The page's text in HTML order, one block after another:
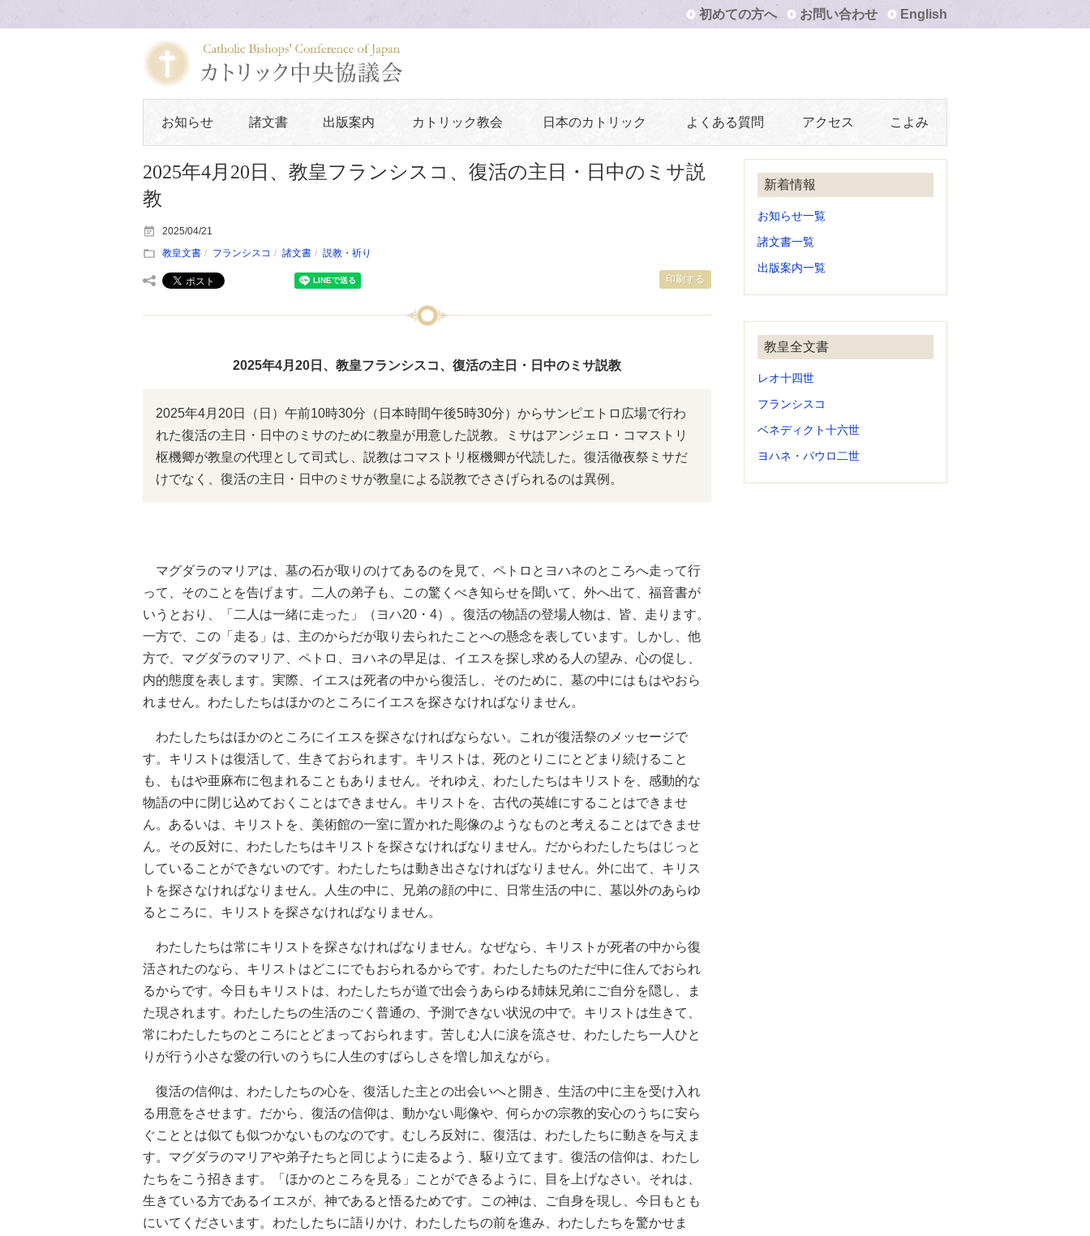
初めての方へ お問い合わせ English
お知らせ 諸文書 出版案内 カトリック教会 日本のカトリック よくある質問 アクセス こよみ
2025年4月20日、教皇フランシスコ、復活の主日・日中のミサ説
教
印刷する
2025/04/21
教皇文書
フランシスコ 諸文書 説教・祈り
2025年4月20日、教皇フランシスコ、復活の主日・日中のミサ説教
2025年4月20日（日）午前10時30分（日本時間午後5時30分）からサンピエトロ広場で行わ
れた復活の主日・日中のミサのために教皇が用意した説教。ミサはアンジェロ・コマストリ
枢機卿が教皇の代理として司式し、説教はコマストリ枢機卿が代読した。復活徹夜祭ミサだ
けでなく、復活の主日・日中のミサが教皇による説教でささげられるのは異例。
マグダラのマリアは、墓の石が取りのけてあるのを見て、ペトロとヨハネのところへ走って行
って、そのことを告げます。二人の弟子も、この驚くべき知らせを聞いて、外へ出て、福音書が
いうとおり、「二人は一緒に走った」（ヨハ20・4）。復活の物語の登場人物は、皆、走ります。
一方で、この「走る」は、主のからだが取り去られたことへの懸念を表しています。しかし、他
方で、マグダラのマリア、ペトロ、ヨハネの早足は、イエスを探し求める人の望み、心の促し、
内的態度を表します。実際、イエスは死者の中から復活し、そのために、墓の中にはもはやおら
れません。わたしたちはほかのところにイエスを探さなければなりません。
わたしたちはほかのところにイエスを探さなければならない。これが復活祭のメッセージで
す。キリストは復活して、生きておられます。キリストは、死のとりこにとどまり続けること
も、もはや亜麻布に包まれることもありません。それゆえ、わたしたちはキリストを、感動的な
物語の中に閉じ込めておくことはできません。キリストを、古代の英雄にすることはできませ
ん。あるいは、キリストを、美術館の一室に置かれた彫像のようなものと考えることはできませ
ん。その反対に、わたしたちはキリストを探さなければなりません。だからわたしたちはじっと
していることができないのです。わたしたちは動き出さなければなりません。外に出て、キリス
トを探さなければなりません。人生の中に、兄弟の顔の中に、日常生活の中に、墓以外のあらゆ
るところに、キリストを探さなければなりません。
わたしたちは常にキリストを探さなければなりません。なぜなら、キリストが死者の中から復
活されたのなら、キリストはどこにでもおられるからです。わたしたちのただ中に住んでおられ
るからです。今日もキリストは、わたしたちが道で出会うあらゆる姉妹兄弟にご自分を隠し、ま
た現されます。わたしたちの生活のごく普通の、予測できない状況の中で。キリストは生きて、
常にわたしたちのところにとどまっておられます。苦しむ人に涙を流させ、わたしたち一人ひと
りが行う小さな愛の行いのうちに人生のすばらしさを増し加えながら。
復活の信仰は、わたしたちの心を、復活した主との出会いへと開き、生活の中に主を受け入れ
る用意をさせます。だから、復活の信仰は、動かない彫像や、何らかの宗教的安心のうちに安ら
ぐこととは似ても似つかないものなのです。むしろ反対に、復活は、わたしたちに動きを与えま
す。マグダラのマリアや弟子たちと同じように走るよう、駆り立てます。復活の信仰は、わたし
たちをこう招きます。「ほかのところを見る」ことができるように、目を上げなさい。それは、
生きている方であるイエスが、神であると悟るためです。この神は、ご自身を現し、今日もとも
にいてくださいます。わたしたちに語りかけ、わたしたちの前を進み、わたしたちを驚かせま
新着情報
お知らせ一覧
諸文書一覧
出版案内一覧
教皇全文書
レオ十四世
フランシスコ
ベネディクト十六世
ヨハネ・パウロ二世